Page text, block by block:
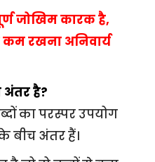
जोखिम कारक है,
रखना अनिवार्य
है?
का परस्पर उपयोग
बीच अंतर हैं।